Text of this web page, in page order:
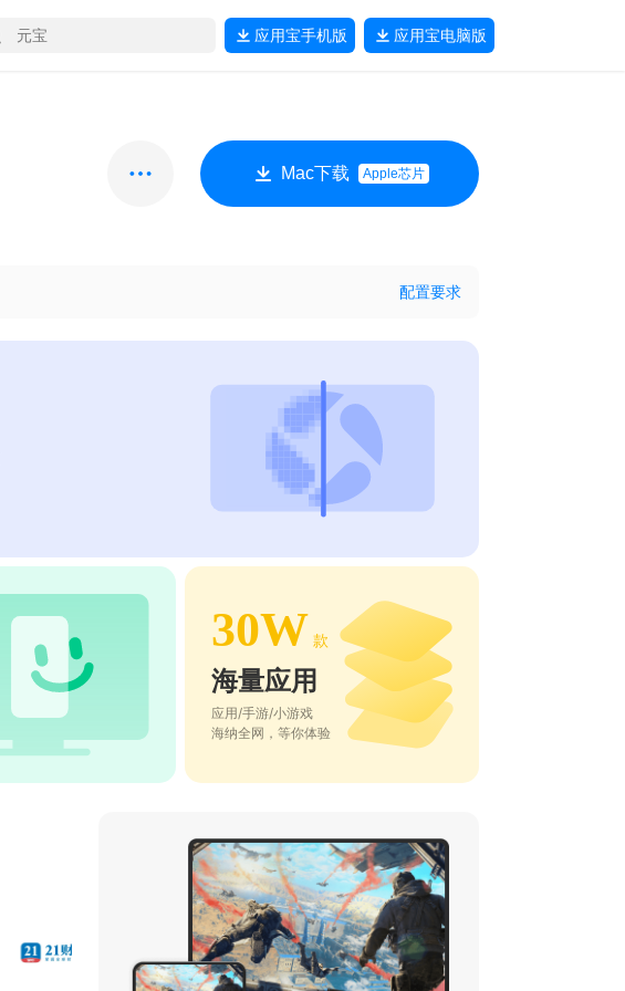
应用宝手机版 应用宝电脑版
Mac下载 Apple芯片
配置要求
30W 款
海量应用
应用/手游/小游戏
海纳全网，等你体验